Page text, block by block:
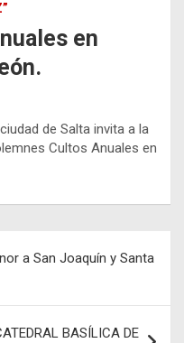
en
de Salta invita a la
Cultos Anuales en
a San Joaquín y Santa
BASÍLICA DE